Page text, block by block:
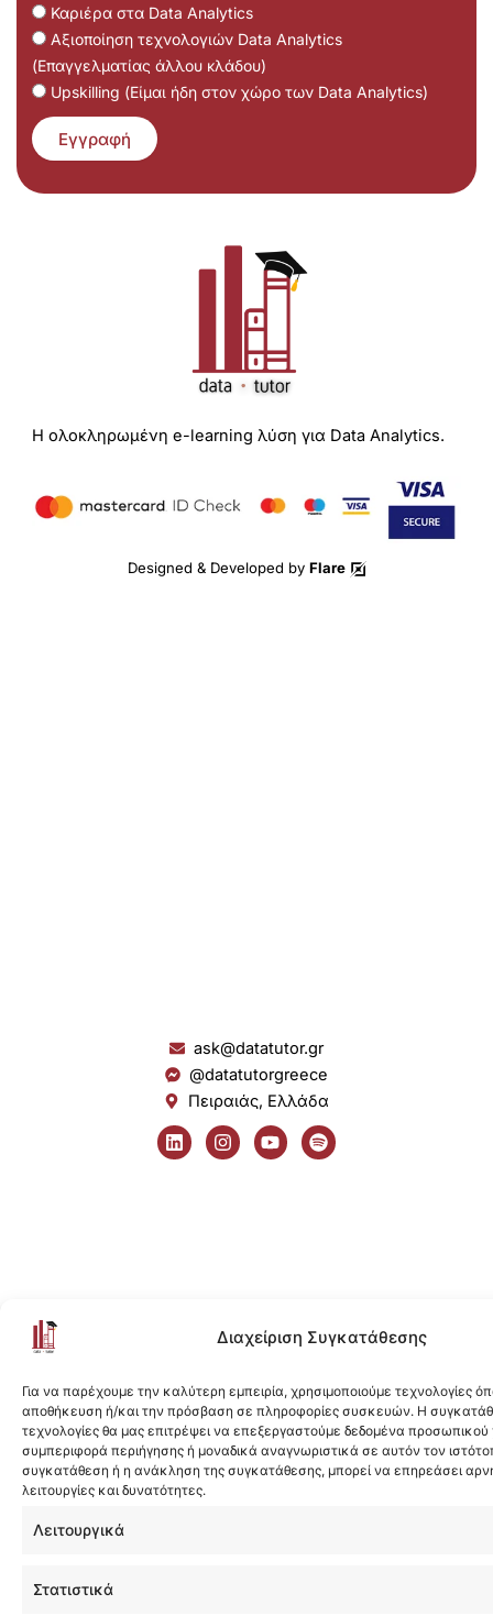
Διαχείριση Συγκατάθεσης
Για να παρέχουμε την καλύτερη εμπειρία, χρησιμοποιούμε τεχνολογίες
αποθήκευση ή/και την πρόσβαση σε πληροφορίες συσκευών. Η
τεχνολογίες θα μας επιτρέψει να επεξεργαστούμε δεδομένα
συμπεριφορά περιήγησης ή μοναδικά αναγνωριστικά σε αυτόν τον
συγκατάθεση ή η ανάκληση της συγκατάθεσης, μπορεί να επηρεάσει
λειτουργίες και δυνατότητες.
Λειτουργικά
Στατιστικά
Καριέρα στα Data Analytics
Αξιοποίηση τεχνολογιών Data Analytics
(Επαγγελματίας άλλου κλάδου)
Upskilling (Είμαι ήδη στον χώρο των Data Analytics)
Εγγραφή
Η ολοκληρωμένη e-learning λύση για Data Analytics.
Designed & Developed by Flare
ask@datatutor.gr
@datatutorgreece
Πειραιάς, Ελλάδα
L
i
n
I
n
s
Y
o
u
S
p
o